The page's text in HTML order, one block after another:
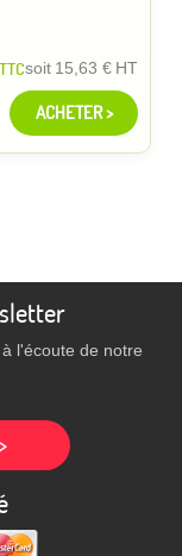
TTCsoit 15,63 € HT
ACHETER >
l'écoute de notre